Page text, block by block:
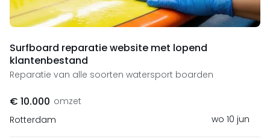
Surfboard reparatie website met lopend
klantenbestand
Reparatie van alle soorten watersport boarden
€ 10.000 omzet
Rotterdam
wo 10 jun